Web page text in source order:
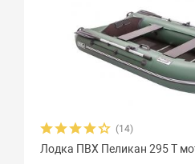
Ширина кокпита, см
Диаметр баллона, см
Грузоподъемность
(14)
Лодка ПВХ Пеликан 295 Т